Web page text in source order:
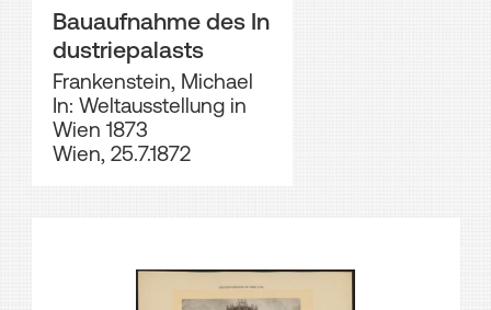
Bauaufnahme des In
dustriepalasts
Frankenstein, Michael
In: Weltausstellung in
Wien 1873
Wien, 25.7.1872